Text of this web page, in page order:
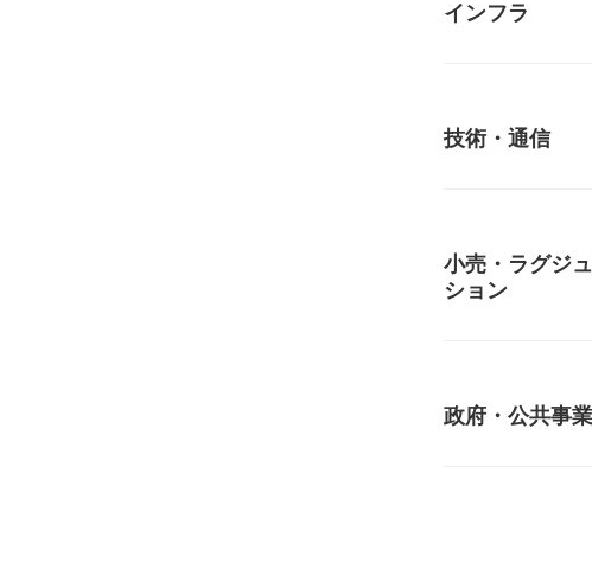
インフラ
技術・通信
小売・ラグジ
ション
政府・公共事業